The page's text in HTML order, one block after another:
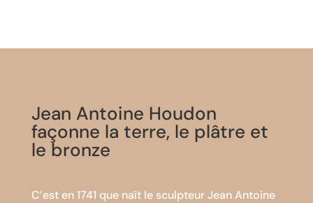
Jean Antoine Houdon
façonne la terre, le plâtre et
le bronze
C’est en 1741 que naît le sculpteur Jean Antoine